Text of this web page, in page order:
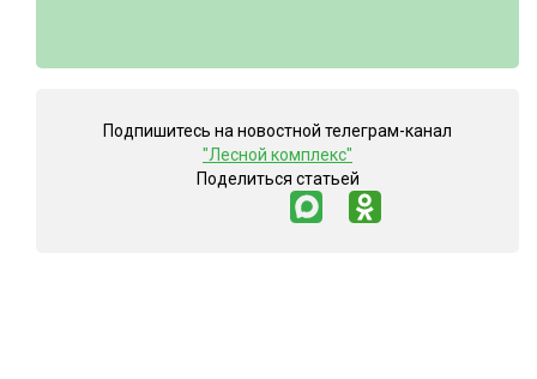
Подпишитесь на новостной телеграм-канал
"Лесной комплекс"
Поделиться статьей